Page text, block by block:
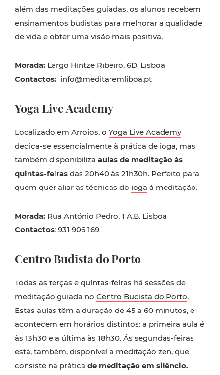
além das meditações guiadas, os alunos recebem
ensinamentos budistas para melhorar a qualidade
de vida e obter uma visão mais positiva.
Morada: Largo Hintze Ribeiro, 6D, Lisboa
Contactos: info@meditaremliboa.pt
Yoga Live Academy
Localizado em Arroios, o Yoga Live Academy
dedica-se essencialmente à prática de ioga, mas
também disponibiliza aulas de meditação às
quintas-feiras das 20h40 às 21h30h. Perfeito para
quem quer aliar as técnicas do ioga à meditação.
Morada: Rua António Pedro, 1 A,B, Lisboa
Contactos: 931 906 169
Centro Budista do Porto
Todas as terças e quintas-feiras há sessões de
meditação guiada no Centro Budista do Porto.
Estas aulas têm a duração de 45 a 60 minutos, e
acontecem em horários distintos: a primeira aula é
às 13h30 e a última às 18h30. Ás segundas-feiras
está, também, disponível a meditação zen, que
consiste na prática de meditação em silêncio.